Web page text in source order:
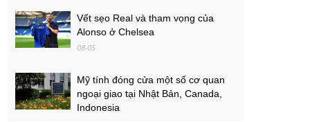
Vết sẹo Real và tham vọng của
Alonso ở Chelsea
08-05
Mỹ tính đóng cửa một số cơ quan
ngoại giao tại Nhật Bản, Canada,
Indonesia